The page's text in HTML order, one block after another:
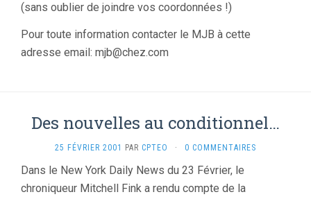
(sans oublier de joindre vos coordonnées !)
Pour toute information contacter le MJB à cette
adresse email: mjb@chez.com
Des nouvelles au conditionnel…
25 FÉVRIER 2001 PAR CPTEO · 0 COMMENTAIRES
Dans le New York Daily News du 23 Février, le
chroniqueur Mitchell Fink a rendu compte de la